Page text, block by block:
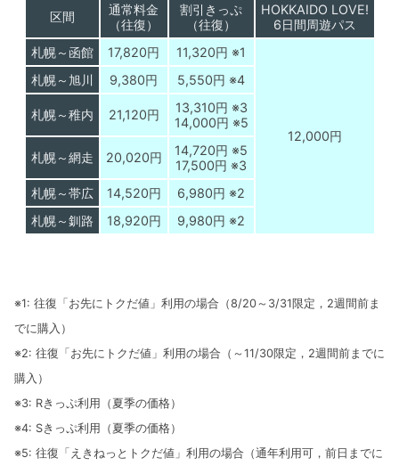
区間
通常料金
（往復）
割引きっぷ
（往復）
HOKKAIDO LOVE!
6日間周遊パス
札幌～函館
17,820円 11,320円 ※1
12,000円
札幌～旭川 9,380円 5,550円 ※4
札幌～稚内 21,120円
13,310円 ※3
14,000円 ※5
札幌～網走 20,020円
14,720円 ※5
17,500円 ※3
札幌～帯広
14,520円
6,980円 ※2
札幌～釧路
18,920円 9,980円 ※2
※1: 往復「お先にトクだ値」利用の場合（8/20～3/31限定，2週間前ま
でに購入）
※2: 往復「お先にトクだ値」利用の場合（～11/30限定，2週間前までに
購入）
※3: Rきっぷ利用（夏季の価格）
※4: Sきっぷ利用（夏季の価格）
※5: 往復「えきねっとトクだ値」利用の場合（通年利用可，前日までに